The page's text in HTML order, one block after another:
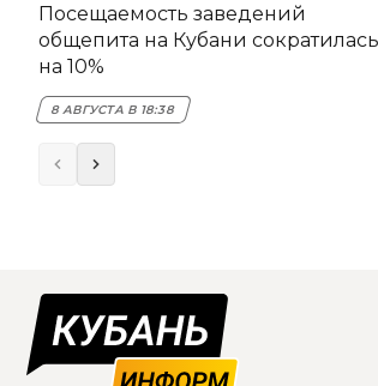
Посещаемость заведений
общепита на Кубани сократилась
на 10%
8 АВГУСТА В 18:38